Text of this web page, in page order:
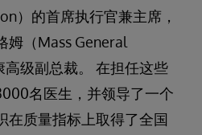
）的首席执行官兼主席，
姆（Mass General
级副总裁。 在担任这些
名医生，并领导了一个
在质量指标上取得了全国